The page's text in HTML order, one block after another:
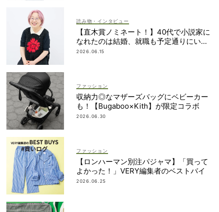
読み物・インタビュー
【直木賞ノミネート！】40代で小説家に
なれたのは結婚、就職も予定通りにいか
なかったから｜朝倉かすみさん
2026.06.15
ファッション
収納力◎なマザーズバッグにベビーカー
も！【Bugaboo×Kith】が限定コラボ
2026.06.30
ファッション
【ロンハーマン別注パジャマ】「買って
よかった！」VERY編集者のベストバイ
2026.06.25